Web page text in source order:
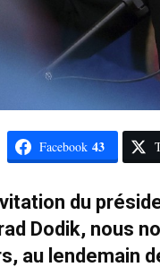
Facebook 43
du
Dodik, nous
au lendemain